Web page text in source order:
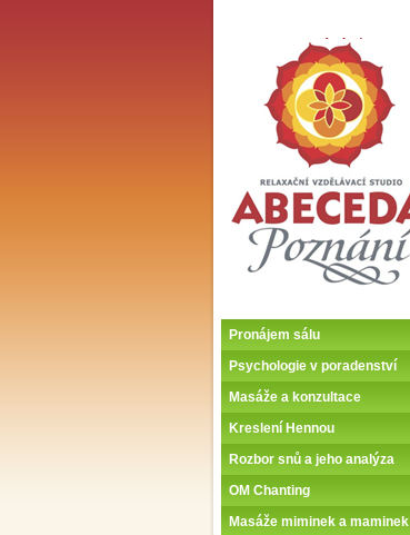
ABECEDA POZNÁNÍ -
Pronájem sálu
Psychologie v poradenství
Masáže a konzultace
Kreslení Hennou
Rozbor snů a jeho analýza
OM Chanting
Masáže miminek a maminek